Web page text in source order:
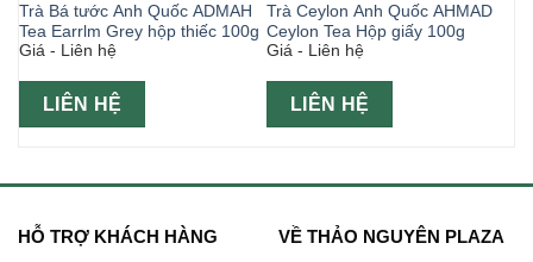
Trà Bá tước Anh Quốc ADMAH
Tea Earrlm Grey hộp thiếc 100g
Giá - Liên hệ
LIÊN HỆ
Trà Ceylon Anh Quốc AHMAD
Ceylon Tea Hộp giấy 100g
Giá - Liên hệ
LIÊN HỆ
HỖ TRỢ KHÁCH HÀNG VỀ THẢO NGUYÊN PLAZA